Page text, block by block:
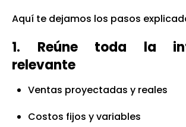
Aquí te dejamos los pasos
1. Reúne toda la
relevante
Ventas proyectadas y reales
Costos fijos y variables